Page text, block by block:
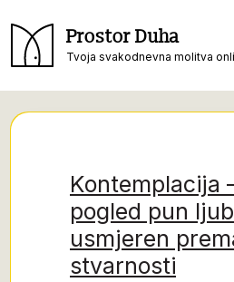
Prostor Duha
Tvoja svakodnevna molitva
Kontemplacija
pogled pun
usmjeren
stvarnosti